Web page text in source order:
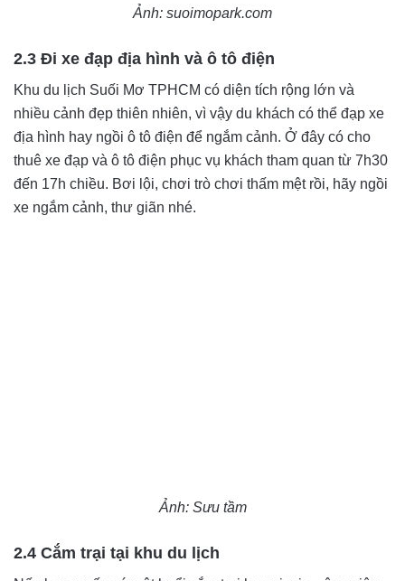
Ảnh: suoimopark.com
2.3 Đi xe đạp địa hình và ô tô điện
Khu du lịch Suối Mơ TPHCM có diện tích rộng lớn và
nhiều cảnh đẹp thiên nhiên, vì vậy du khách có thể đạp xe
địa hình hay ngồi ô tô điện để ngắm cảnh. Ở đây có cho
thuê xe đạp và ô tô điện phục vụ khách tham quan từ 7h30
đến 17h chiều. Bơi lội, chơi trò chơi thấm mệt rồi, hãy ngồi
xe ngắm cảnh, thư giãn nhé.
Ảnh: Sưu tầm
2.4 Cắm trại tại khu du lịch